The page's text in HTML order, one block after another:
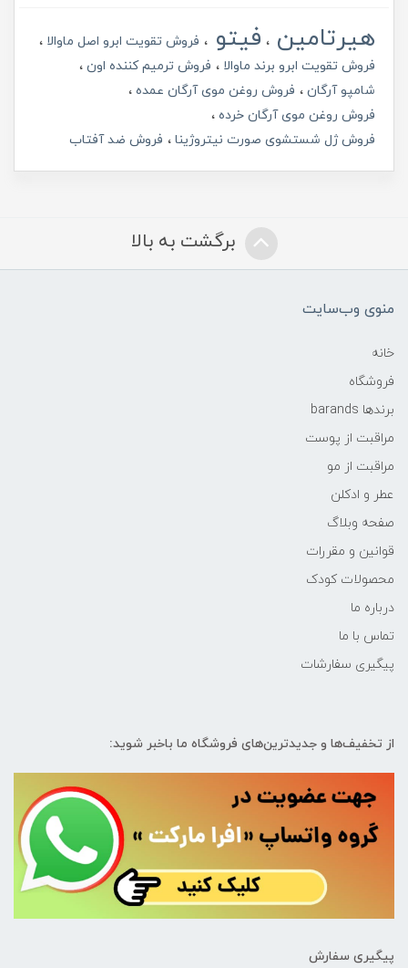
هیرتامین فیتو
فروش تقویت ابرو اصل ماوالا
فروش تقویت ابرو برند ماوالا
فروش ترمیم کننده اون
شامپو آرگان
فروش روغن موی آرگان عمده
فروش روغن موی آرگان خرده
فروش ژل شستشوی صورت نیتروژینا
فروش ضد آفتاب
برگشت به بالا
منوی وب‌سایت
خانه
فروشگاه
برندها barands
مراقبت از پوست
مراقبت از مو
عطر و ادکلن
صفحه وبلاگ
قوانین و مقررات
محصولات کودک
درباره ما
تماس با ما
پیگیری سفارشات
از تخفیف‌ها و جدیدترین‌های فروشگاه ما باخبر شوید:
پیگیری سفارش